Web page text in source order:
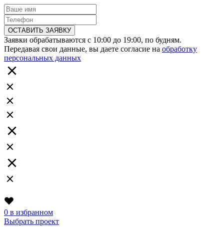
ОСТАВИТЬ ЗАЯВКУ
Заявки обрабатываются с 10:00 до 19:00, по будням.
Передавая свои данные, вы даете согласие на обработку
персональных данных
0 в избранном
Выбрать проект